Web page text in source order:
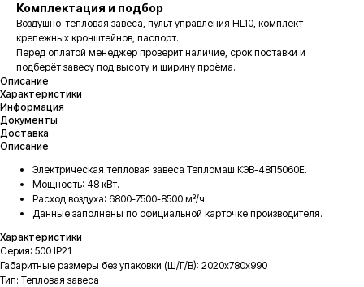
Комплектация и подбор
Воздушно-тепловая завеса, пульт управления HL10, комплект
крепежных кронштейнов, паспорт.
Перед оплатой менеджер проверит наличие, срок поставки и
подберёт завесу под высоту и ширину проёма.
Описание
Характеристики
Информация
Документы
Доставка
Описание
Электрическая тепловая завеса Тепломаш КЭВ-48П5060Е.
Мощность: 48 кВт.
Расход воздуха: 6800-7500-8500 м³/ч.
Данные заполнены по официальной карточке производителя.
Характеристики
Серия: 500 IP21
Габаритные размеры без упаковки (Ш/Г/В): 2020х780х990
Тип: Тепловая завеса